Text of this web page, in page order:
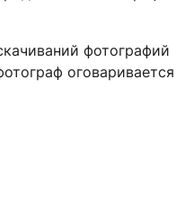
фотографий
оговаривается